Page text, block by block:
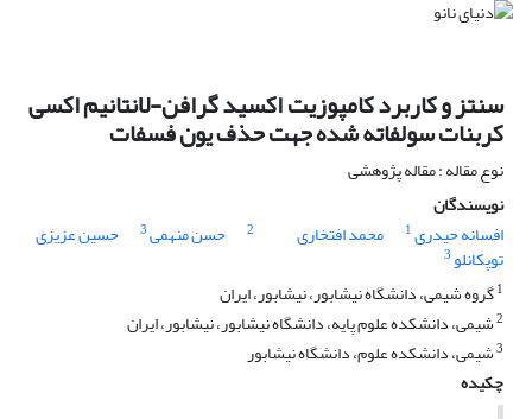
سنتز و کاربرد کامپوزیت اکسید گرافن-لانتانیم اکسی
کربنات سولفاته شده جهت حذف یون فسفات
نوع مقاله : مقاله پژوهشی
نویسندگان
افسانه حیدری1 محمد افتخاری 2 حسن منهمی3 حسین عزیزی
توپکانلو3
1گروه شیمی، دانشگاه نیشابور، نیشابور، ایران
2شیمی، دانشکده علوم پایه، دانشگاه نیشابور، نیشابور، ایران
3شیمی، دانشکده علوم، دانشگاه نیشابور
چکیده